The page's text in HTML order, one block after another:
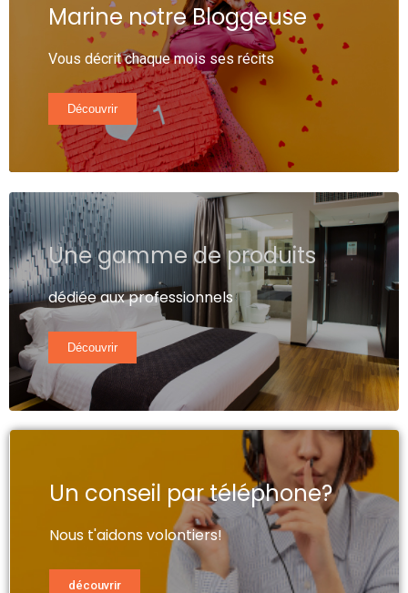
Marine notre Bloggeuse
Vous décrit chaque mois ses récits
Découvrir
Une gamme de produits
dédiée aux professionnels
Découvrir
Un conseil par téléphone?
Nous t'aidons volontiers!
découvrir